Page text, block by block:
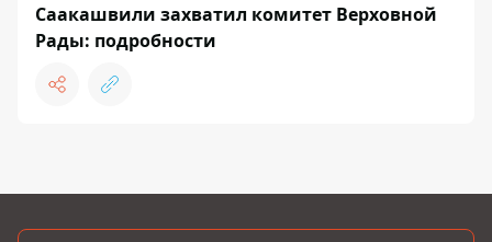
Саакашвили захватил комитет Верховной
Рады: подробности